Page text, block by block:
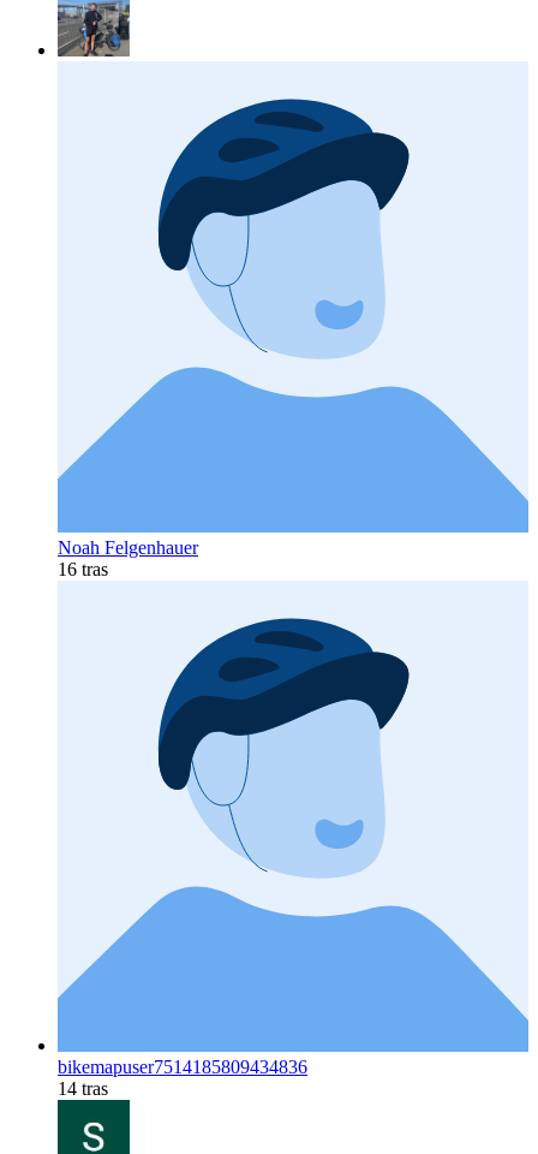
Noah Felgenhauer
16 tras
bikemapuser7514185809434836
14 tras